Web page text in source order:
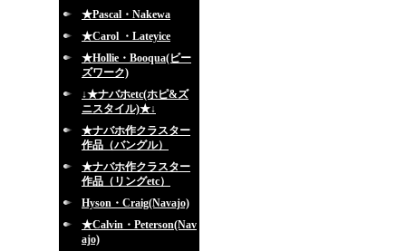
★Pascal・Nakewa
★Carol ・Lateyice
★Hollie・Booqua(ビー
ズワーク)
↓★ナバホetc(ホピ&ズ
ニスタイル)★↓
★ナバホ作クラスター
作品（バングル）
★ナバホ作クラスター
作品（リングetc）
Hyson・Craig(Navajo)
★Calvin・Peterson(Nav
ajo)